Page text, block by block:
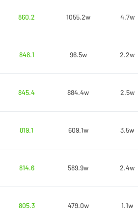
860.2
1055.2w 4.7w
848.1
96.5w 2.2w
845.4
884.4w 2.5w
819.1
609.1w 3.5w
814.6
589.9w 2.4w
805.3
479.0w 1.1w